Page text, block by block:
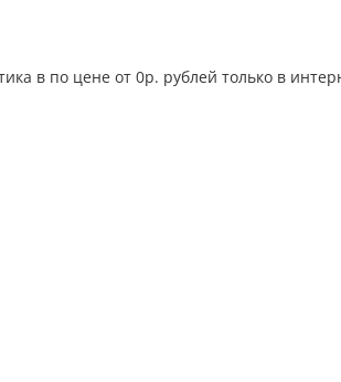
в по цене от 0р. рублей только в